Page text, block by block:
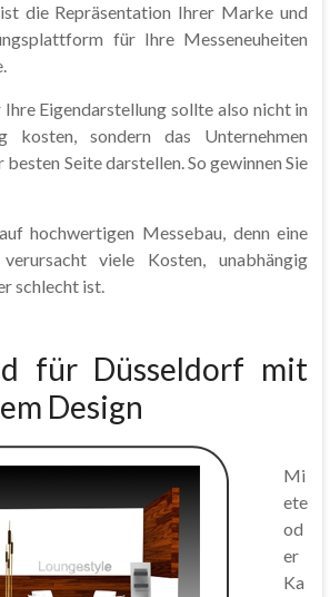
die Repräsentation Ihrer Marke und
für Ihre Messeneuheiten
Eigendarstellung sollte also nicht in
kosten, sondern das Unternehmen
Seite darstellen. So gewinnen Sie
hochwertigen Messebau, denn eine
viele Kosten, unabhängig
schlecht ist.
für Düsseldorf mit
Design
Mi
ete
od
er
Ka